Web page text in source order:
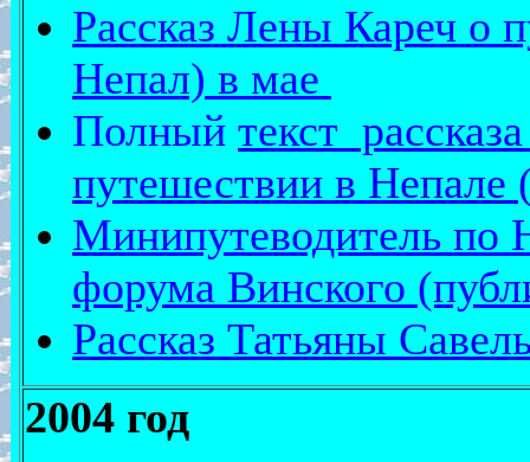
Рассказ Лены Кареч о
Непал) в мае
Полный текст
путешествии в Непале
Минипутеводитель по
форума Винского
Рассказ Татьяны
2004 год